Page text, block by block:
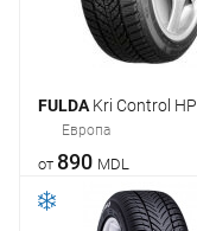
FULDAKri Control HP
Европа
от 890 MDL